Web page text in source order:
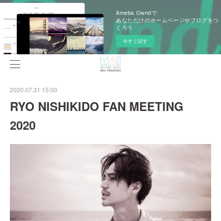
Ameba Owndで
あなただけのホームページやブログをつ
くろう
今すぐ試す
2020.07.31 15:00
RYO NISHIKIDO FAN MEETING
2020